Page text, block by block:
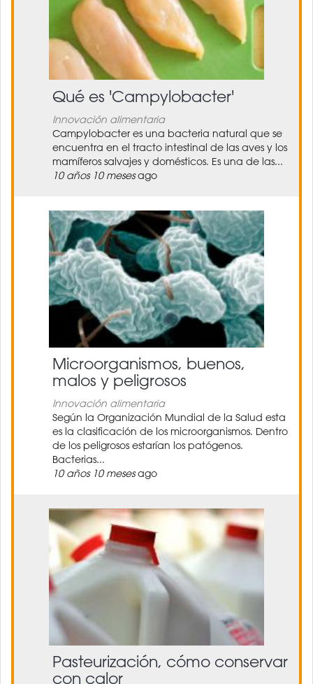
Qué es 'Campylobacter'
Innovación alimentaria
Campylobacter es una bacteria natural que se
encuentra en el tracto intestinal de las aves y los
mamíferos salvajes y domésticos. Es una de las...
10 años 10 mesesago
Microorganismos, buenos,
malos y peligrosos
Innovación alimentaria
Según la Organización Mundial de la Salud esta
es la clasificación de los microorganismos. Dentro
de los peligrosos estarían los patógenos.
Bacterias...
10 años 10 mesesago
Pasteurización, cómo conservar
con calor